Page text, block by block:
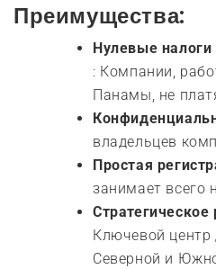
Преимущества:
Нулевые
: Компании,
Панамы, не
владельцев
Простая
занимает всего
Ключевой
Северной и